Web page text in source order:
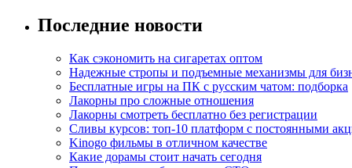
Последние новости
Как сэкономить на сигаретах оптом
Надежные стропы и подъемные механизмы для
Бесплатные игры на ПК с русским чатом: подборка
Лакорны про сложные отношения
Лакорны смотреть бесплатно без регистрации
Сливы курсов: топ-10 платформ с постоянными
Kinogo фильмы в отличном качестве
Какие дорамы стоит начать сегодня